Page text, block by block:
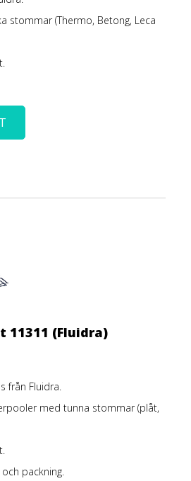
stommar (Thermo, Betong, Leca
11311 (Fluidra)
från Fluidra.
med tunna stommar (plåt,
packning.